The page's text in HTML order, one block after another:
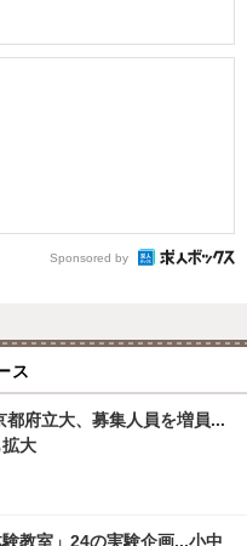
Sponsored by
ス
都府立大、募集人員を増員...
大
教室」24の実験企画...小中